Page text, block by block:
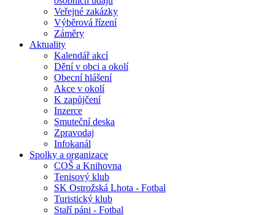
Veřejné zakázky
Výběrová řízení
Záměry
Aktuality
Kalendář akcí
Dění v obci a okolí
Obecní hlášení
Akce v okolí
K zapůjčení
Inzerce
Smuteční deska
Zpravodaj
Infokanál
Spolky a organizace
COŠ a Knihovna
Tenisový klub
SK Ostrožská Lhota - Fotbal
Turistický klub
Staří páni - Fotbal